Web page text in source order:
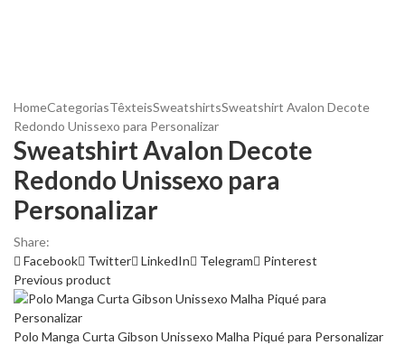
HomeCategoriasTêxteisSweatshirtsSweatshirt Avalon Decote
Redondo Unissexo para Personalizar
Sweatshirt Avalon Decote
Redondo Unissexo para
Personalizar
Share:
Facebook
Twitter LinkedIn Telegram
Pinterest
Previous product
Polo Manga Curta Gibson Unissexo Malha Piqué para Personalizar